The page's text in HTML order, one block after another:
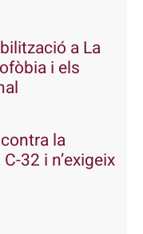
a La
i els
la
32 i n’exigeix